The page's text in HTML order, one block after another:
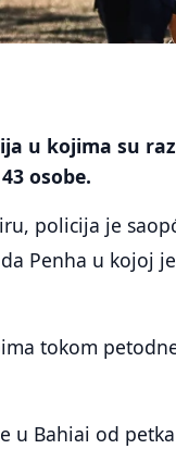
u kojima su
osobe.
policija je
Penha u kojoj
tokom
u Bahiai od